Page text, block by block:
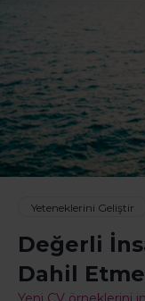
Yeteneklerini Geliştir
Değerli
Dahil